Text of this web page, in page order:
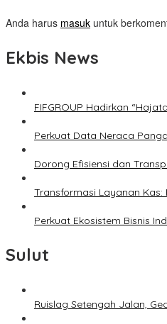
Anda harus masuk untuk
Ekbis News
FIFGROUP Hadirkan
Perkuat Data Neraca
Dorong Efisiensi dan
Transformasi Layanan
Perkuat Ekosistem Bisnis
Sulut
Ruislag Setengah Jalan,